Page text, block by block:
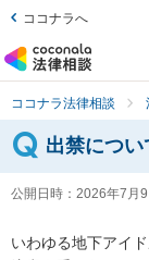
ココナラへ
ココナラ法律相談
出禁につい
公開日時： 2026年7月
いわゆる地下アイ